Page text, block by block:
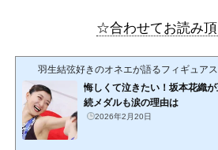
☆合わせてお読み
羽生結弦好きのオネエが語るフィギュア
悔しくて泣きたい！坂本花織
続メダルも涙の理由は
2026年2月20日